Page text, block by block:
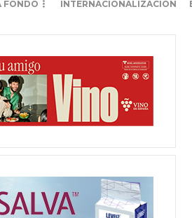
FONDO INTERNACIONALIZACIÓN